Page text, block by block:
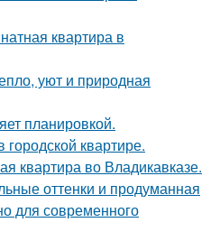
квартира в
уют и природная
планировкой.
квартире.
квартира во Владикавказе.
оттенки и продуманная
для современного